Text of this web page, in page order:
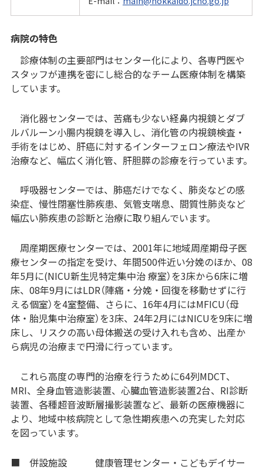
病院の特色
診療体制の主要部門はセンター化により、各専門医や
スタッフが連携を密にし総合的なチーム医療体制を構築
しています。
消化器センターでは、苦痛も少ない経鼻内視鏡とダブ
ルバルーン小腸内視鏡を導入し、消化管の内視鏡検査・
手術をはじめ、肝癌に対するインターフェロン療法やIVR
治療など、幅広く消化管、肝胆膵の診療を行っています。
呼吸器センターでは、肺癌だけでなく、肺炎などの感
染症、慢性閉塞性肺疾患、気管支喘息、間質性肺炎など
幅広い肺疾患の診断と治療に取り組んでいます。
周産期医療センターでは、2001年に地域周産期母子医
療センターの指定を受け、年間500件近い分娩のほか、08
年5月に(NICU新生児特定集中治 療室）を3床から6床に増
床、08年9月にはLDR（陣痛・分娩・回復を移動せずに行
える個室）を4室整備、さらに、16年4月にはMFICU（母
体・胎児集中治療室）を3床、24年2月にはNICUを9床に増
床し、リスクの高い母体搬送の受け入れも含め、出産か
ら病児の治療まで円滑に行っています。
これら高度の専門的治療を行うために64列MDCT、
MRI、全身血管造影装置、心臓血管造影装置2台、RI診断
装置、各種超音波断層撮影装置など、最新の医療機器に
より、地域中核病院として急性期疾患への充実した対応
を図っています。
■ 併設施設 健康管理センター・こどもデイサー